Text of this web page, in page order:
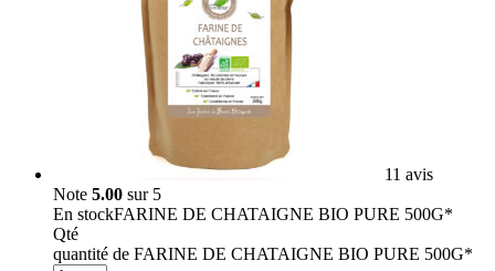
11 avis
Note 5.00 sur 5
En stockFARINE DE CHATAIGNE BIO PURE 500G*
Qté
quantité de FARINE DE CHATAIGNE BIO PURE 500G*